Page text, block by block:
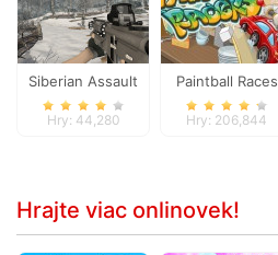
Siberian Assault
Hry: 44,280
Paintball Races
Hry: 206,844
Hrajte viac onlinovek!